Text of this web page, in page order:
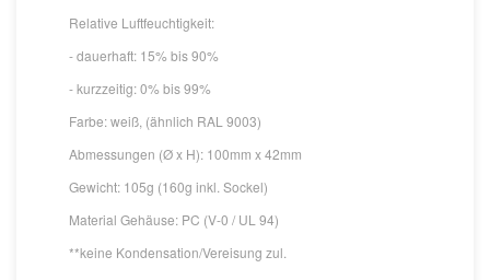
Relative Luftfeuchtigkeit:
- dauerhaft: 15% bis 90%
- kurzzeitig: 0% bis 99%
Farbe: weiß, (ähnlich RAL 9003)
Abmessungen (Ø x H): 100mm x 42mm
Gewicht: 105g (160g inkl. Sockel)
Material Gehäuse: PC (V-0 / UL 94)
**keine Kondensation/Vereisung zul.